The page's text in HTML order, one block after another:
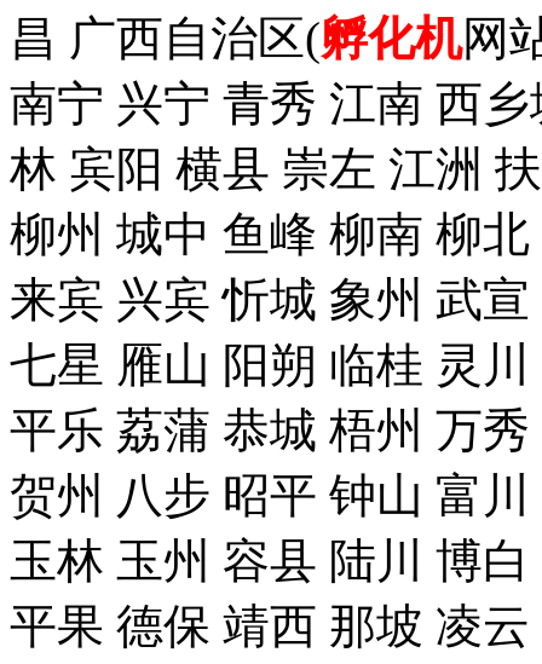
昌 广西自治区(孵化机网
南宁 兴宁 青秀 江南 西
林 宾阳 横县 崇左 江洲
柳州 城中 鱼峰 柳南 柳
来宾 兴宾 忻城 象州 武
七星 雁山 阳朔 临桂 灵
平乐 荔蒲 恭城 梧州 万
贺州 八步 昭平 钟山 富
玉林 玉州 容县 陆川 博
平果 德保 靖西 那坡 凌